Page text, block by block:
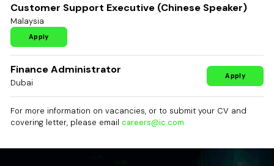
Customer Support Executive (Chinese Speaker)
Malaysia
Apply
Finance Administrator
Dubai
Apply
For more information on vacancies, or to submit your CV and
covering letter, please emailcareers@ic.com